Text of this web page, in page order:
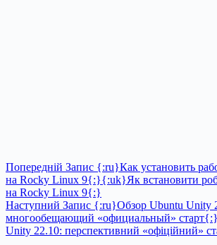
Попередній Запис {:ru}Как установить
на Rocky Linux 9{:}{:uk}Як встановити
на Rocky Linux 9{:}
Наступний Запис {:ru}Обзор Ubuntu Unity
многообещающий «официальный»
Unity 22.10: перспективний «офіційний»